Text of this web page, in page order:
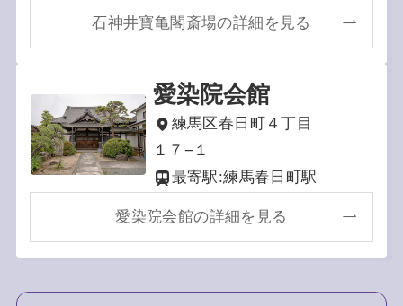
石神井寶亀閣斎場の詳細を見る
愛染院会館
練馬区春日町４丁目
１７−１
最寄駅:練馬春日町駅
愛染院会館の詳細を見る